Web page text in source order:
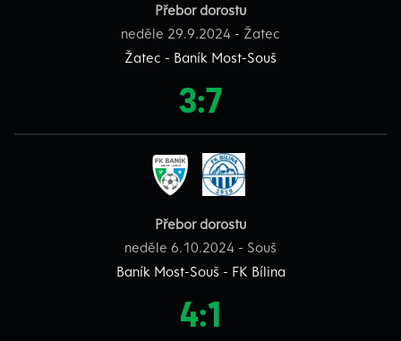
Přebor dorostu
neděle 29.9.2024 - Žatec
Žatec - Baník Most-Souš
3:7
Přebor dorostu
neděle 6.10.2024 - Souš
Baník Most-Souš - FK Bílina
4:1